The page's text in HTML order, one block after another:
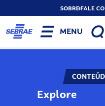
SOBREFALE
MENU
Explore